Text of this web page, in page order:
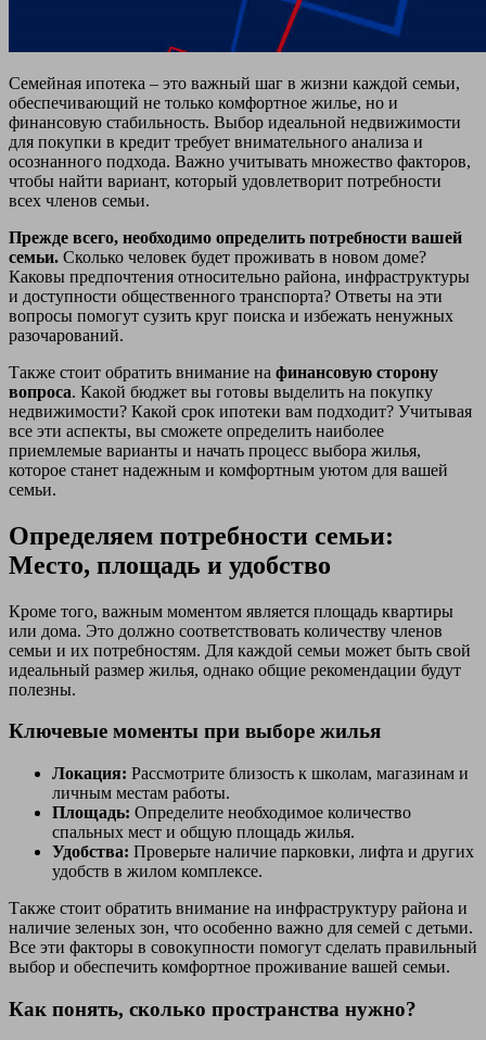
Семейная ипотека – это важный шаг в жизни каждой семьи,
обеспечивающий не только комфортное жилье, но и
финансовую стабильность. Выбор идеальной недвижимости
для покупки в кредит требует внимательного анализа и
осознанного подхода. Важно учитывать множество факторов,
чтобы найти вариант, который удовлетворит потребности
всех членов семьи.
Прежде всего, необходимо определить потребности вашей
семьи. Сколько человек будет проживать в новом доме?
Каковы предпочтения относительно района, инфраструктуры
и доступности общественного транспорта? Ответы на эти
вопросы помогут сузить круг поиска и избежать ненужных
разочарований.
Также стоит обратить внимание на финансовую сторону
вопроса. Какой бюджет вы готовы выделить на покупку
недвижимости? Какой срок ипотеки вам подходит? Учитывая
все эти аспекты, вы сможете определить наиболее
приемлемые варианты и начать процесс выбора жилья,
которое станет надежным и комфортным уютом для вашей
семьи.
Определяем потребности семьи:
Место, площадь и удобство
Кроме того, важным моментом является площадь квартиры
или дома. Это должно соответствовать количеству членов
семьи и их потребностям. Для каждой семьи может быть свой
идеальный размер жилья, однако общие рекомендации будут
полезны.
Ключевые моменты при выборе жилья
Локация: Рассмотрите близость к школам, магазинам и
личным местам работы.
Площадь: Определите необходимое количество
спальных мест и общую площадь жилья.
Удобства: Проверьте наличие парковки, лифта и других
удобств в жилом комплексе.
Также стоит обратить внимание на инфраструктуру района и
наличие зеленых зон, что особенно важно для семей с детьми.
Все эти факторы в совокупности помогут сделать правильный
выбор и обеспечить комфортное проживание вашей семьи.
Как понять, сколько пространства нужно?